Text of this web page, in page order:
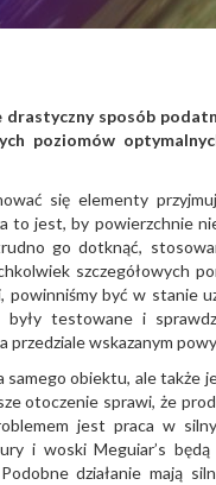
sposób
poziomów
się elementy
to jest, by powierzchnie
go dotknąć,
szczegółowych
być w stanie
testowane i
wskazanym
obiektu, ale także
otoczenie sprawi, że
jest praca w
i woski Meguiar’s
działanie mają